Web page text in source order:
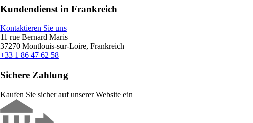
Kundendienst in Frankreich
Kontaktieren Sie uns
11 rue Bernard Maris
37270 Montlouis-sur-Loire, Frankreich
+33 1 86 47 62 58
Sichere Zahlung
Kaufen Sie sicher auf unserer Website ein